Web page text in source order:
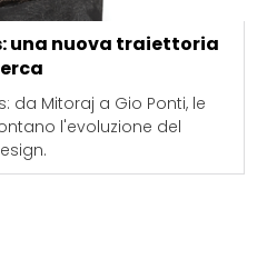
una nuova traiettoria
da Mitoraj a Gio Ponti, le
l'evoluzione del